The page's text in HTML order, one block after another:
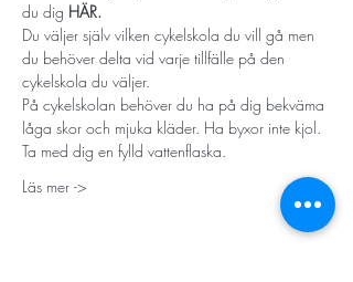
du dig HÄR.
Du väljer själv vilken cykelskola du vill gå men
du behöver delta vid varje tillfälle på den
cykelskola du väljer.
På cykelskolan behöver du ha på dig bekväma
låga skor och mjuka kläder. Ha byxor inte kjol.
Ta med dig en fylld vattenflaska.
Läs mer ->